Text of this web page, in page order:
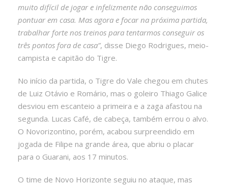
muito difícil de jogar e infelizmente não conseguimos
pontuar em casa. Mas agora e focar na próxima partida,
trabalhar forte nos treinos para tentarmos conseguir os
três pontos fora de casa”, disse Diego Rodrigues, meio-
campista e capitão do Tigre.
No início da partida, o Tigre do Vale chegou em chutes
de Luiz Otávio e Romário, mas o goleiro Thiago Galice
desviou em escanteio a primeira e a zaga afastou na
segunda. Lucas Café, de cabeça, também errou o alvo.
O Novorizontino, porém, acabou surpreendido em
jogada de Filipe na grande área, que abriu o placar
para o Guarani, aos 17 minutos.
O time de Novo Horizonte seguiu no ataque, mas